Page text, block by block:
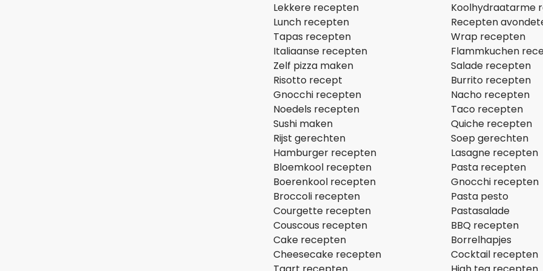
Lekkere recepten
Lunch recepten
Tapas recepten
Italiaanse recepten
Zelf pizza maken
Risotto recept
Gnocchi recepten
Noedels recepten
Sushi maken
Rijst gerechten
Hamburger recepten
Bloemkool recepten
Boerenkool recepten
Broccoli recepten
Courgette recepten
Couscous recepten
Cake recepten
Cheesecake recepten
Koolhydraatarme
Recepten
Wrap recepten
Flammkuchen
Salade recepten
Burrito recepten
Nacho recepten
Taco recepten
Quiche recepten
Soep gerechten
Lasagne recepten
Pasta recepten
Gnocchi recepten
Pasta pesto
Pastasalade
BBQ recepten
Borrelhapjes
Cocktail recepten